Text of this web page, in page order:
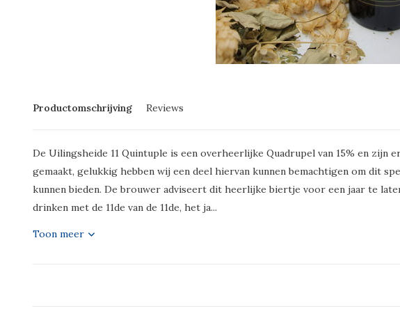
Productomschrijving Reviews
De Uilingsheide 11 Quintuple is een overheerlijke Quadrupel van 15% en zijn
gemaakt, gelukkig hebben wij een deel hiervan kunnen bemachtigen om dit
kunnen bieden. De brouwer adviseert dit heerlijke biertje voor een jaar te
drinken met de 11de van de 11de, het ja...
Toon meer